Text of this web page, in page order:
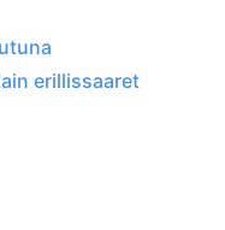
erillissaaret